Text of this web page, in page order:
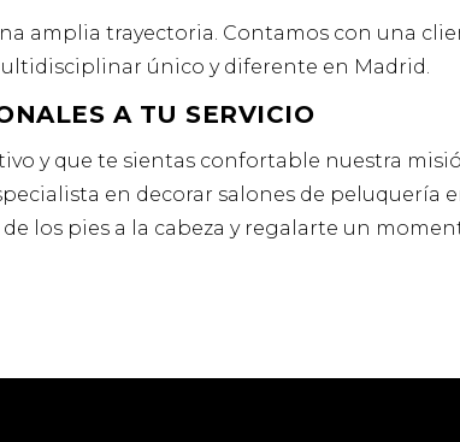
amplia trayectoria. Contamos con una
único y diferente en Madrid.
A TU SERVICIO
y que te sientas confortable nuestra
en decorar salones de peluquería
los pies a la cabeza y regalarte un